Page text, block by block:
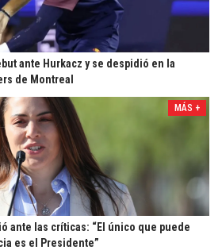
ante Hurkacz y se despidió en la
de Montreal
MÁS +
ante las críticas: “El único que puede
es el Presidente”